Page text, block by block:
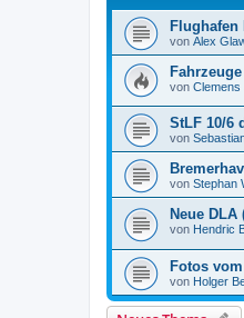
von Alex
von Clemens
StLF 10/6
von
von Stephan
Neue DLA
von Hendric
Fotos
von Holger